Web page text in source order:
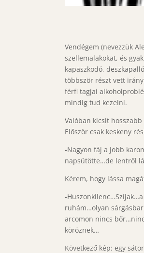
Vendégem (nevezzük
szellemalakokat, és
kapaszkodó,
többször részt vett
férfi tagjai
mindig tud kezelni.
Valóban kicsit
Először csak keskeny
-Nagyon fáj a jobb
napsütötte…de lentről
Kérem, hogy lássa
-
ruhám…olyan
arcomon nincs
köröznek…
Következő kép: egy